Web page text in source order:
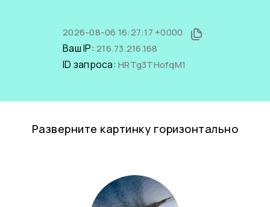
2026-08-06 16:27:17 +0000
Ваш IP: 216.73.216.168
ID запроса: HRTg3THofqM1
Разверните картинку горизонтально